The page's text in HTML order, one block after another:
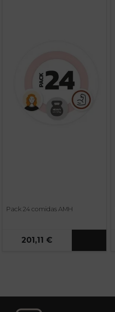
Pack 24 comidas AMH
201,11 €